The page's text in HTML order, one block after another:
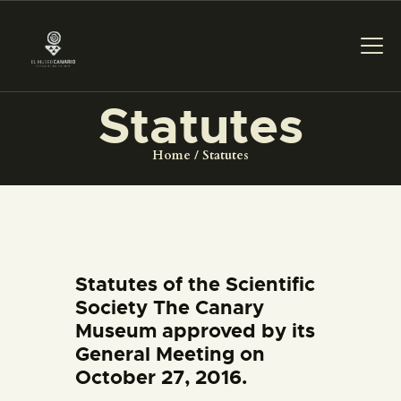
Statutes
Home Statutes
THE MUSEUM
CENTRO DE
DOCUMENTACIÓN
SERVICES
Statutes of the Scientific
Society The Canary
Museum approved by its
General Meeting on
October 27, 2016.